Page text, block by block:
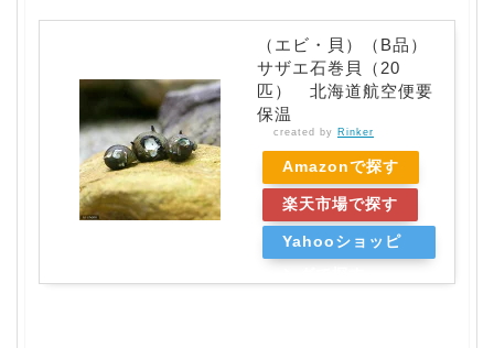
（エビ・貝）（B品）
サザエ石巻貝（20
匹） 北海道航空便要
保温
created by Rinker
Amazonで探す
楽天市場で探す
Yahooショッピ